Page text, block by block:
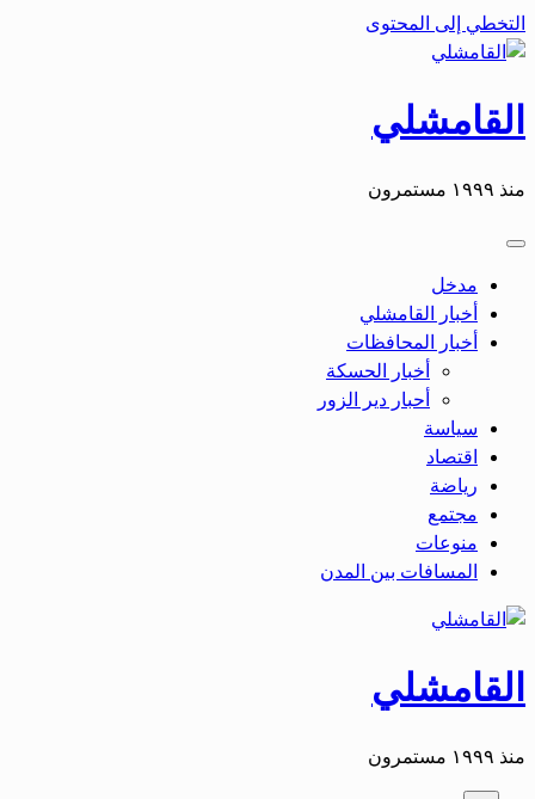
التخطي إلى المحتوى
القامشلي
منذ ١٩٩٩ مستمرون
مدخل
أخبار القامشلي
أخبار المحافظات
أخبار الحسكة
أحبار دير الزور
سياسة
اقتصاد
رياضة
مجتمع
منوعات
المسافات بين المدن
القامشلي
منذ ١٩٩٩ مستمرون